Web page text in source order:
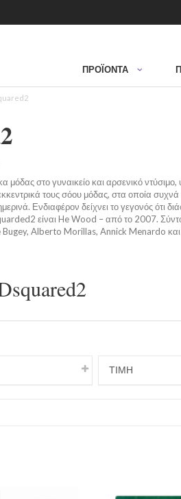
ΠΡΟΪΌΝΤΑ
μόδας στο γυναικείο και αρσενικό
τους σόου μόδας, στα οποία
Ενδιαφέρον δείχνει το γεγονός ότι
είναι He Wood – από το 2007.
Bugey, Alberto Morillas, Annick Menardo
ΤΙΜΉ